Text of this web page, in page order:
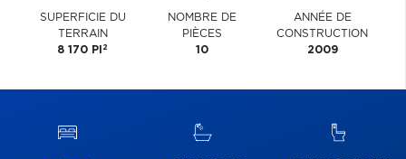
SUPERFICIE DU
TERRAIN
8 170 PI 2
NOMBRE DE
PIÈCES
10
ANNÉE DE
CONSTRUCTION
2009